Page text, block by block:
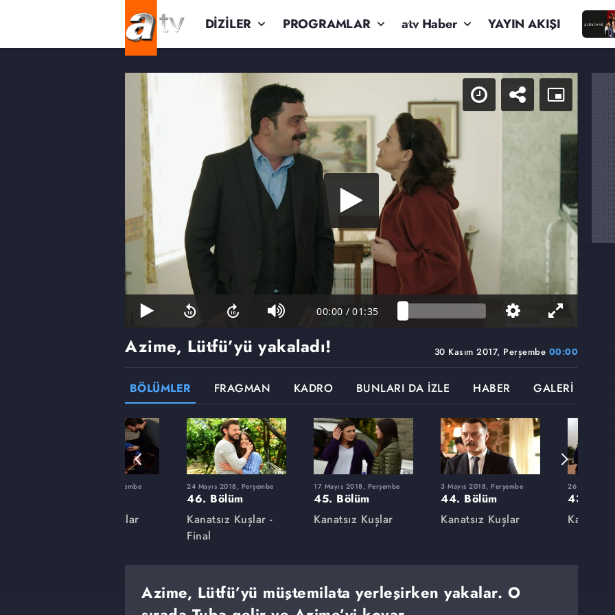
DİZİLER PROGRAMLAR atv Haber YAYIN AKIŞI
00:00 / 01:35
30 Kasım 2017, Perşembe 00:00
Azime, Lütfü’yü yakaladı!
BÖLÜMLER FRAGMAN KADRO BUNLARI DA İZLE HABER GALERİ
1 Şubat 2018, Perşembe
Kanatsız Kuşlar
24 Mayıs 2018, Perşembe
46. Bölüm
Kanatsız Kuşlar -
Final
17 Mayıs 2018, Perşembe
45. Bölüm
Kanatsız Kuşlar
3 Mayıs 2018, Perşembe
44. Bölüm
Kanatsız Kuşlar
26 Nisan
43. Bölüm
Kanatsız
Azime, Lütfü’yü müştemilata yerleşirken yakalar. O